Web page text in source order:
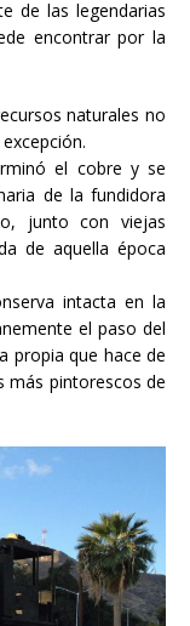
de las legendarias
encontrar por la
naturales no
el cobre y se
de la fundidora
junto con viejas
de aquella época
intacta en la
el paso del
propia que hace de
más pintorescos de